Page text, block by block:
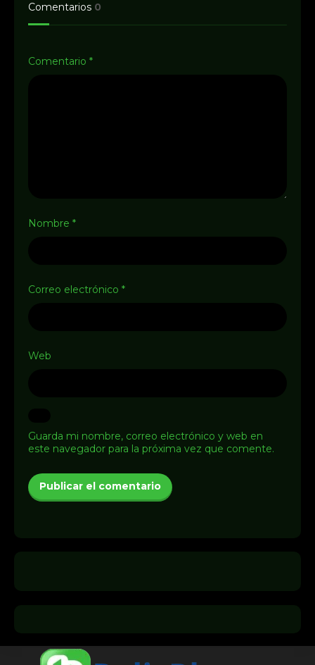
Comentarios 0
Comentario *
Nombre *
Correo electrónico *
Web
Guarda mi nombre, correo electrónico y web en
este navegador para la próxima vez que comente.